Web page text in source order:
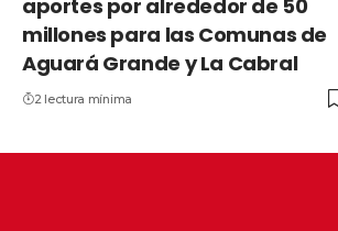
aportes por alrededor de 50
millones para las Comunas de
Aguará Grande y La Cabral
2 lectura mínima